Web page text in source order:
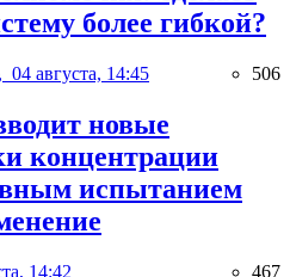
более гибкой?
04 августа, 14:45 506
новые
концентрации
испытанием
14:42 467